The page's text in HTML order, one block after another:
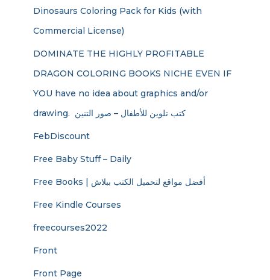
Dinosaurs Coloring Pack for Kids (with
Commercial License)
DOMINATE THE HIGHLY PROFITABLE
DRAGON COLORING BOOKS NICHE EVEN IF
YOU have no idea about graphics and/or
drawing. ​ كتب تلوين للأطفال – صور التنين
FebDiscount
Free Baby Stuff – Daily
Free Books | أفضل مواقع لتحميل الكتب ببلاش
Free Kindle Courses
freecourses2022
Front
Front Page